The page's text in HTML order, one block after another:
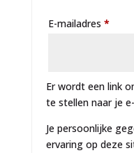
eE-mailadres *Vereist
Er wordt een link
te stellen naar je
Je persoonlijke
ervaring op deze